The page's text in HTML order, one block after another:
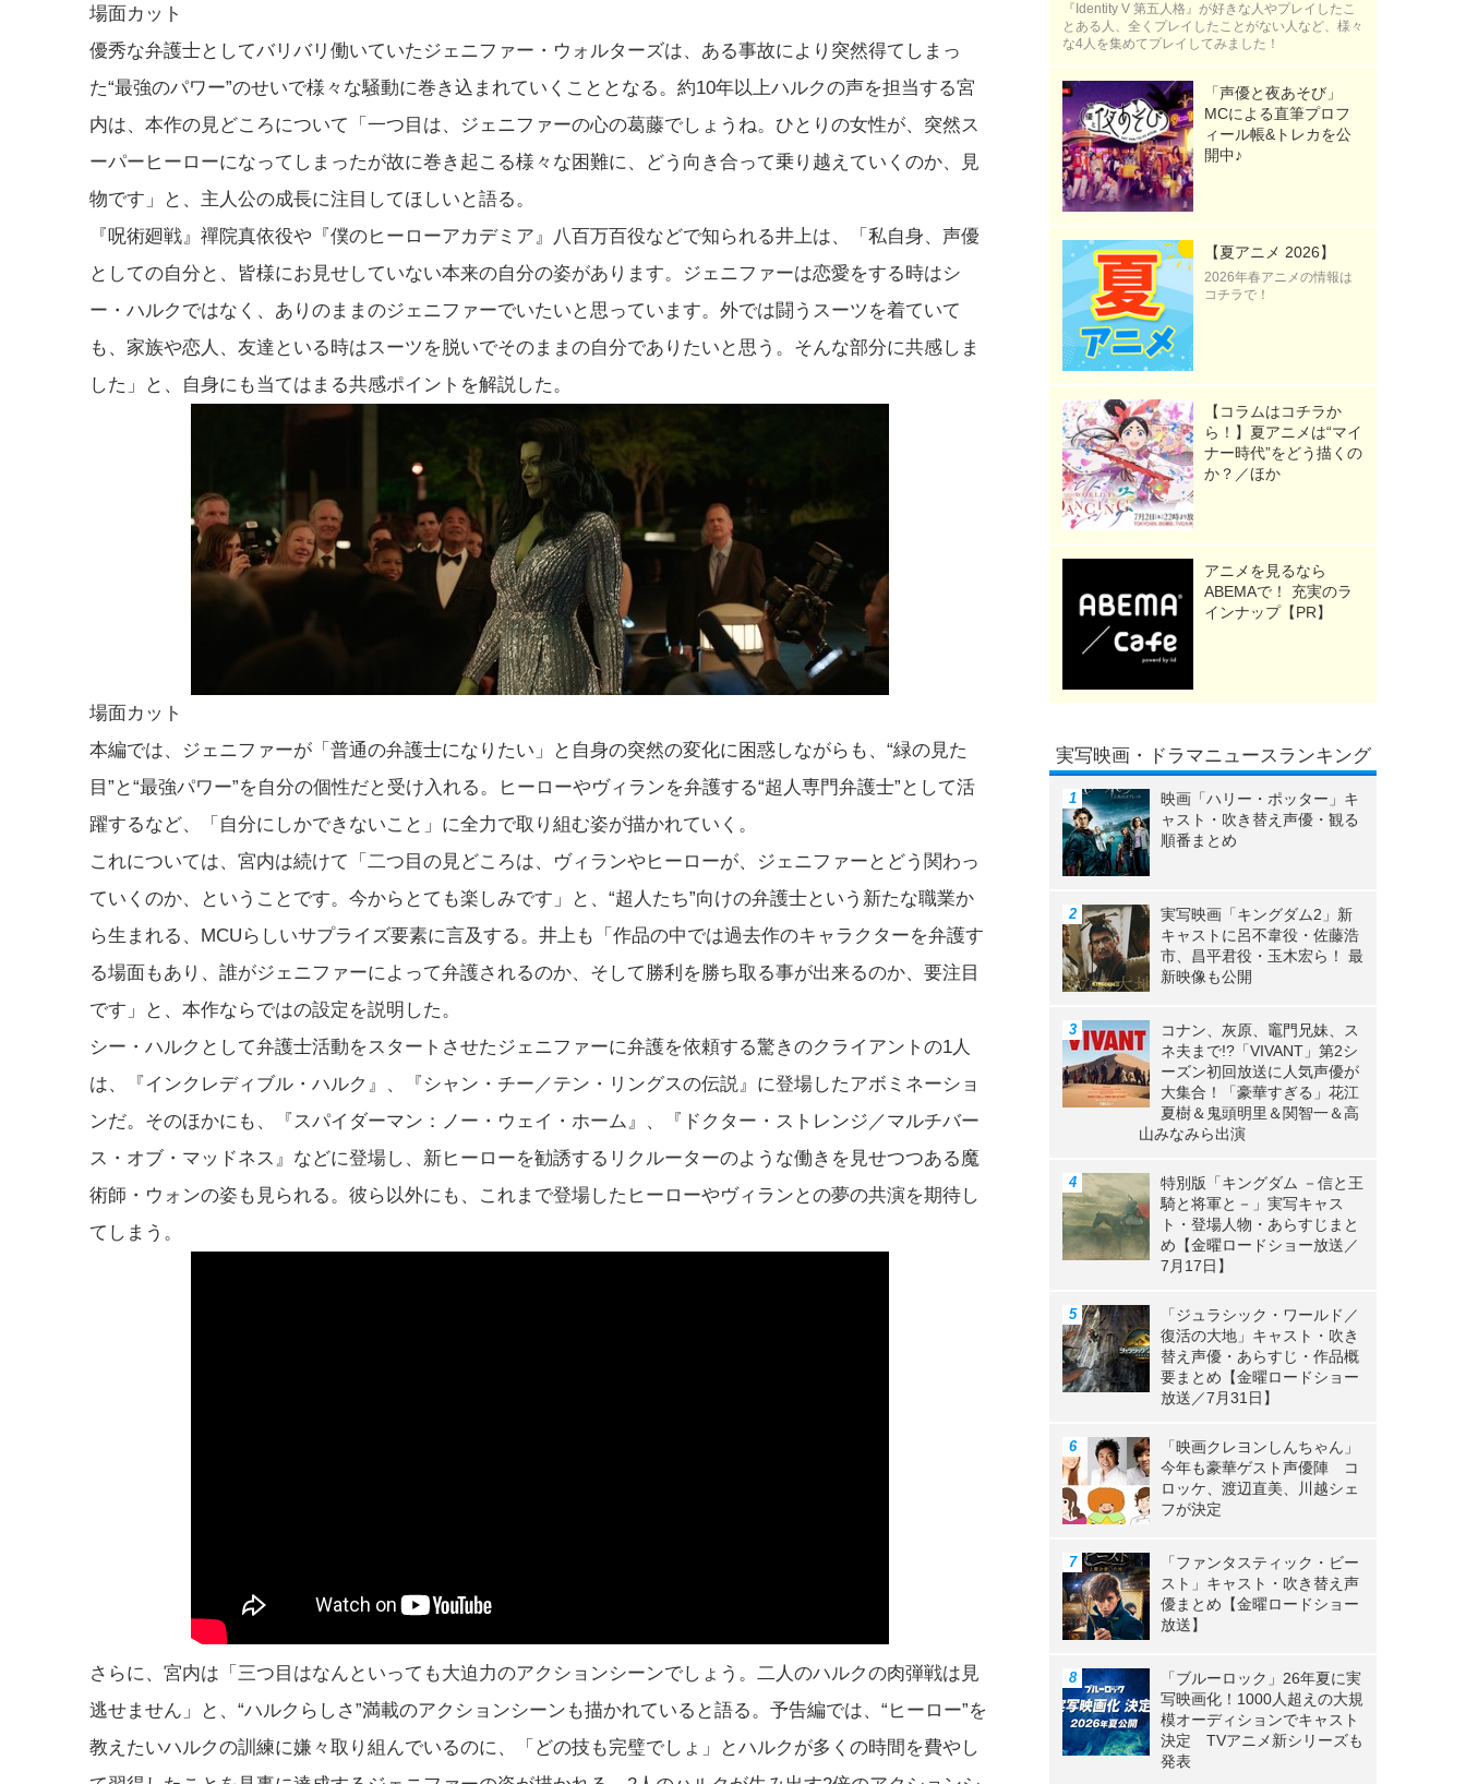
場面カット
優秀な弁護士としてバリバリ働いていたジェニファー・ウォルターズは、ある事故により突然得てしまっ
た“最強のパワー”のせいで様々な騒動に巻き込まれていくこととなる。約10年以上ハルクの声を担当する宮
内は、本作の見どころについて「一つ目は、ジェニファーの心の葛藤でしょうね。ひとりの女性が、突然ス
ーパーヒーローになってしまったが故に巻き起こる様々な困難に、どう向き合って乗り越えていくのか、見
物です」と、主人公の成長に注目してほしいと語る。
『呪術廻戦』禪院真依役や『僕のヒーローアカデミア』八百万百役などで知られる井上は、「私自身、声優
としての自分と、皆様にお見せしていない本来の自分の姿があります。ジェニファーは恋愛をする時はシ
ー・ハルクではなく、ありのままのジェニファーでいたいと思っています。外では闘うスーツを着ていて
も、家族や恋人、友達といる時はスーツを脱いでそのままの自分でありたいと思う。そんな部分に共感しま
した」と、自身にも当てはまる共感ポイントを解説した。
場面カット
本編では、ジェニファーが「普通の弁護士になりたい」と自身の突然の変化に困惑しながらも、“緑の見た
目”と“最強パワー”を自分の個性だと受け入れる。ヒーローやヴィランを弁護する“超人専門弁護士”として活
躍するなど、「自分にしかできないこと」に全力で取り組む姿が描かれていく。
これについては、宮内は続けて「二つ目の見どころは、ヴィランやヒーローが、ジェニファーとどう関わっ
ていくのか、ということです。今からとても楽しみです」と、“超人たち”向けの弁護士という新たな職業か
ら生まれる、MCUらしいサプライズ要素に言及する。井上も「作品の中では過去作のキャラクターを弁護す
る場面もあり、誰がジェニファーによって弁護されるのか、そして勝利を勝ち取る事が出来るのか、要注目
です」と、本作ならではの設定を説明した。
シー・ハルクとして弁護士活動をスタートさせたジェニファーに弁護を依頼する驚きのクライアントの1人
は、『インクレディブル・ハルク』、『シャン・チー／テン・リングスの伝説』に登場したアボミネーショ
ンだ。そのほかにも、『スパイダーマン：ノー・ウェイ・ホーム』、『ドクター・ストレンジ／マルチバー
ス・オブ・マッドネス』などに登場し、新ヒーローを勧誘するリクルーターのような働きを見せつつある魔
術師・ウォンの姿も見られる。彼ら以外にも、これまで登場したヒーローやヴィランとの夢の共演を期待し
てしまう。
さらに、宮内は「三つ目はなんといっても大迫力のアクションシーンでしょう。二人のハルクの肉弾戦は見
逃せません」と、“ハルクらしさ”満載のアクションシーンも描かれていると語る。予告編では、“ヒーロー”を
教えたいハルクの訓練に嫌々取り組んでいるのに、「どの技も完璧でしょ」とハルクが多くの時間を費やし
『Identity V 第五人格』が好きな人やプレイしたこ
とある人、全くプレイしたことがない人など、様々
な4人を集めてプレイしてみました！
「声優と夜あそび」
MCによる直筆プロフ
ィール帳&トレカを公
開中♪
【夏アニメ 2026】
2026年春アニメの情報は
コチラで！
【コラムはコチラか
ら！】夏アニメは“マイ
ナー時代”をどう描くの
か？／ほか
アニメを見るなら
ABEMAで！ 充実のラ
インナップ【PR】
実写映画・ドラマニュースランキング
映画「ハリー・ポッター」キ
ャスト・吹き替え声優・観る
順番まとめ
実写映画「キングダム2」新
キャストに呂不韋役・佐藤浩
市、昌平君役・玉木宏ら！ 最
新映像も公開
コナン、灰原、竈門兄妹、ス
ネ夫まで!?「VIVANT」第2シ
ーズン初回放送に人気声優が
大集合！「豪華すぎる」花江
夏樹＆鬼頭明里＆関智一＆高
山みなみら出演
特別版「キングダム －信と王
騎と将軍と－」実写キャス
ト・登場人物・あらすじまと
め【金曜ロードショー放送／
7月17日】
「ジュラシック・ワールド／
復活の大地」キャスト・吹き
替え声優・あらすじ・作品概
要まとめ【金曜ロードショー
放送／7月31日】
「映画クレヨンしんちゃん」
今年も豪華ゲスト声優陣 コ
ロッケ、渡辺直美、川越シェ
フが決定
「ファンタスティック・ビー
スト」キャスト・吹き替え声
優まとめ【金曜ロードショー
放送】
「ブルーロック」26年夏に実
写映画化！1000人超えの大規
模オーディションでキャスト
決定 TVアニメ新シリーズも
発表